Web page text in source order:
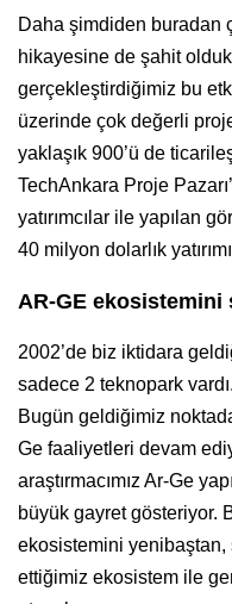
Daha şimdiden buradan
hikayesine de şahit
gerçekleştirdiğimiz bu
üzerinde çok değerli
yaklaşık 900’ü de
TechAnkara Proje
yatırımcılar ile yapılan
40 milyon dolarlık
AR-GE ekosistemini
2002’de biz iktidara
sadece 2 teknopark
Bugün geldiğimiz
Ge faaliyetleri devam
araştırmacımız Ar-Ge
büyük gayret gösteriyor.
ekosistemini yenibaştan,
ettiğimiz ekosistem ile